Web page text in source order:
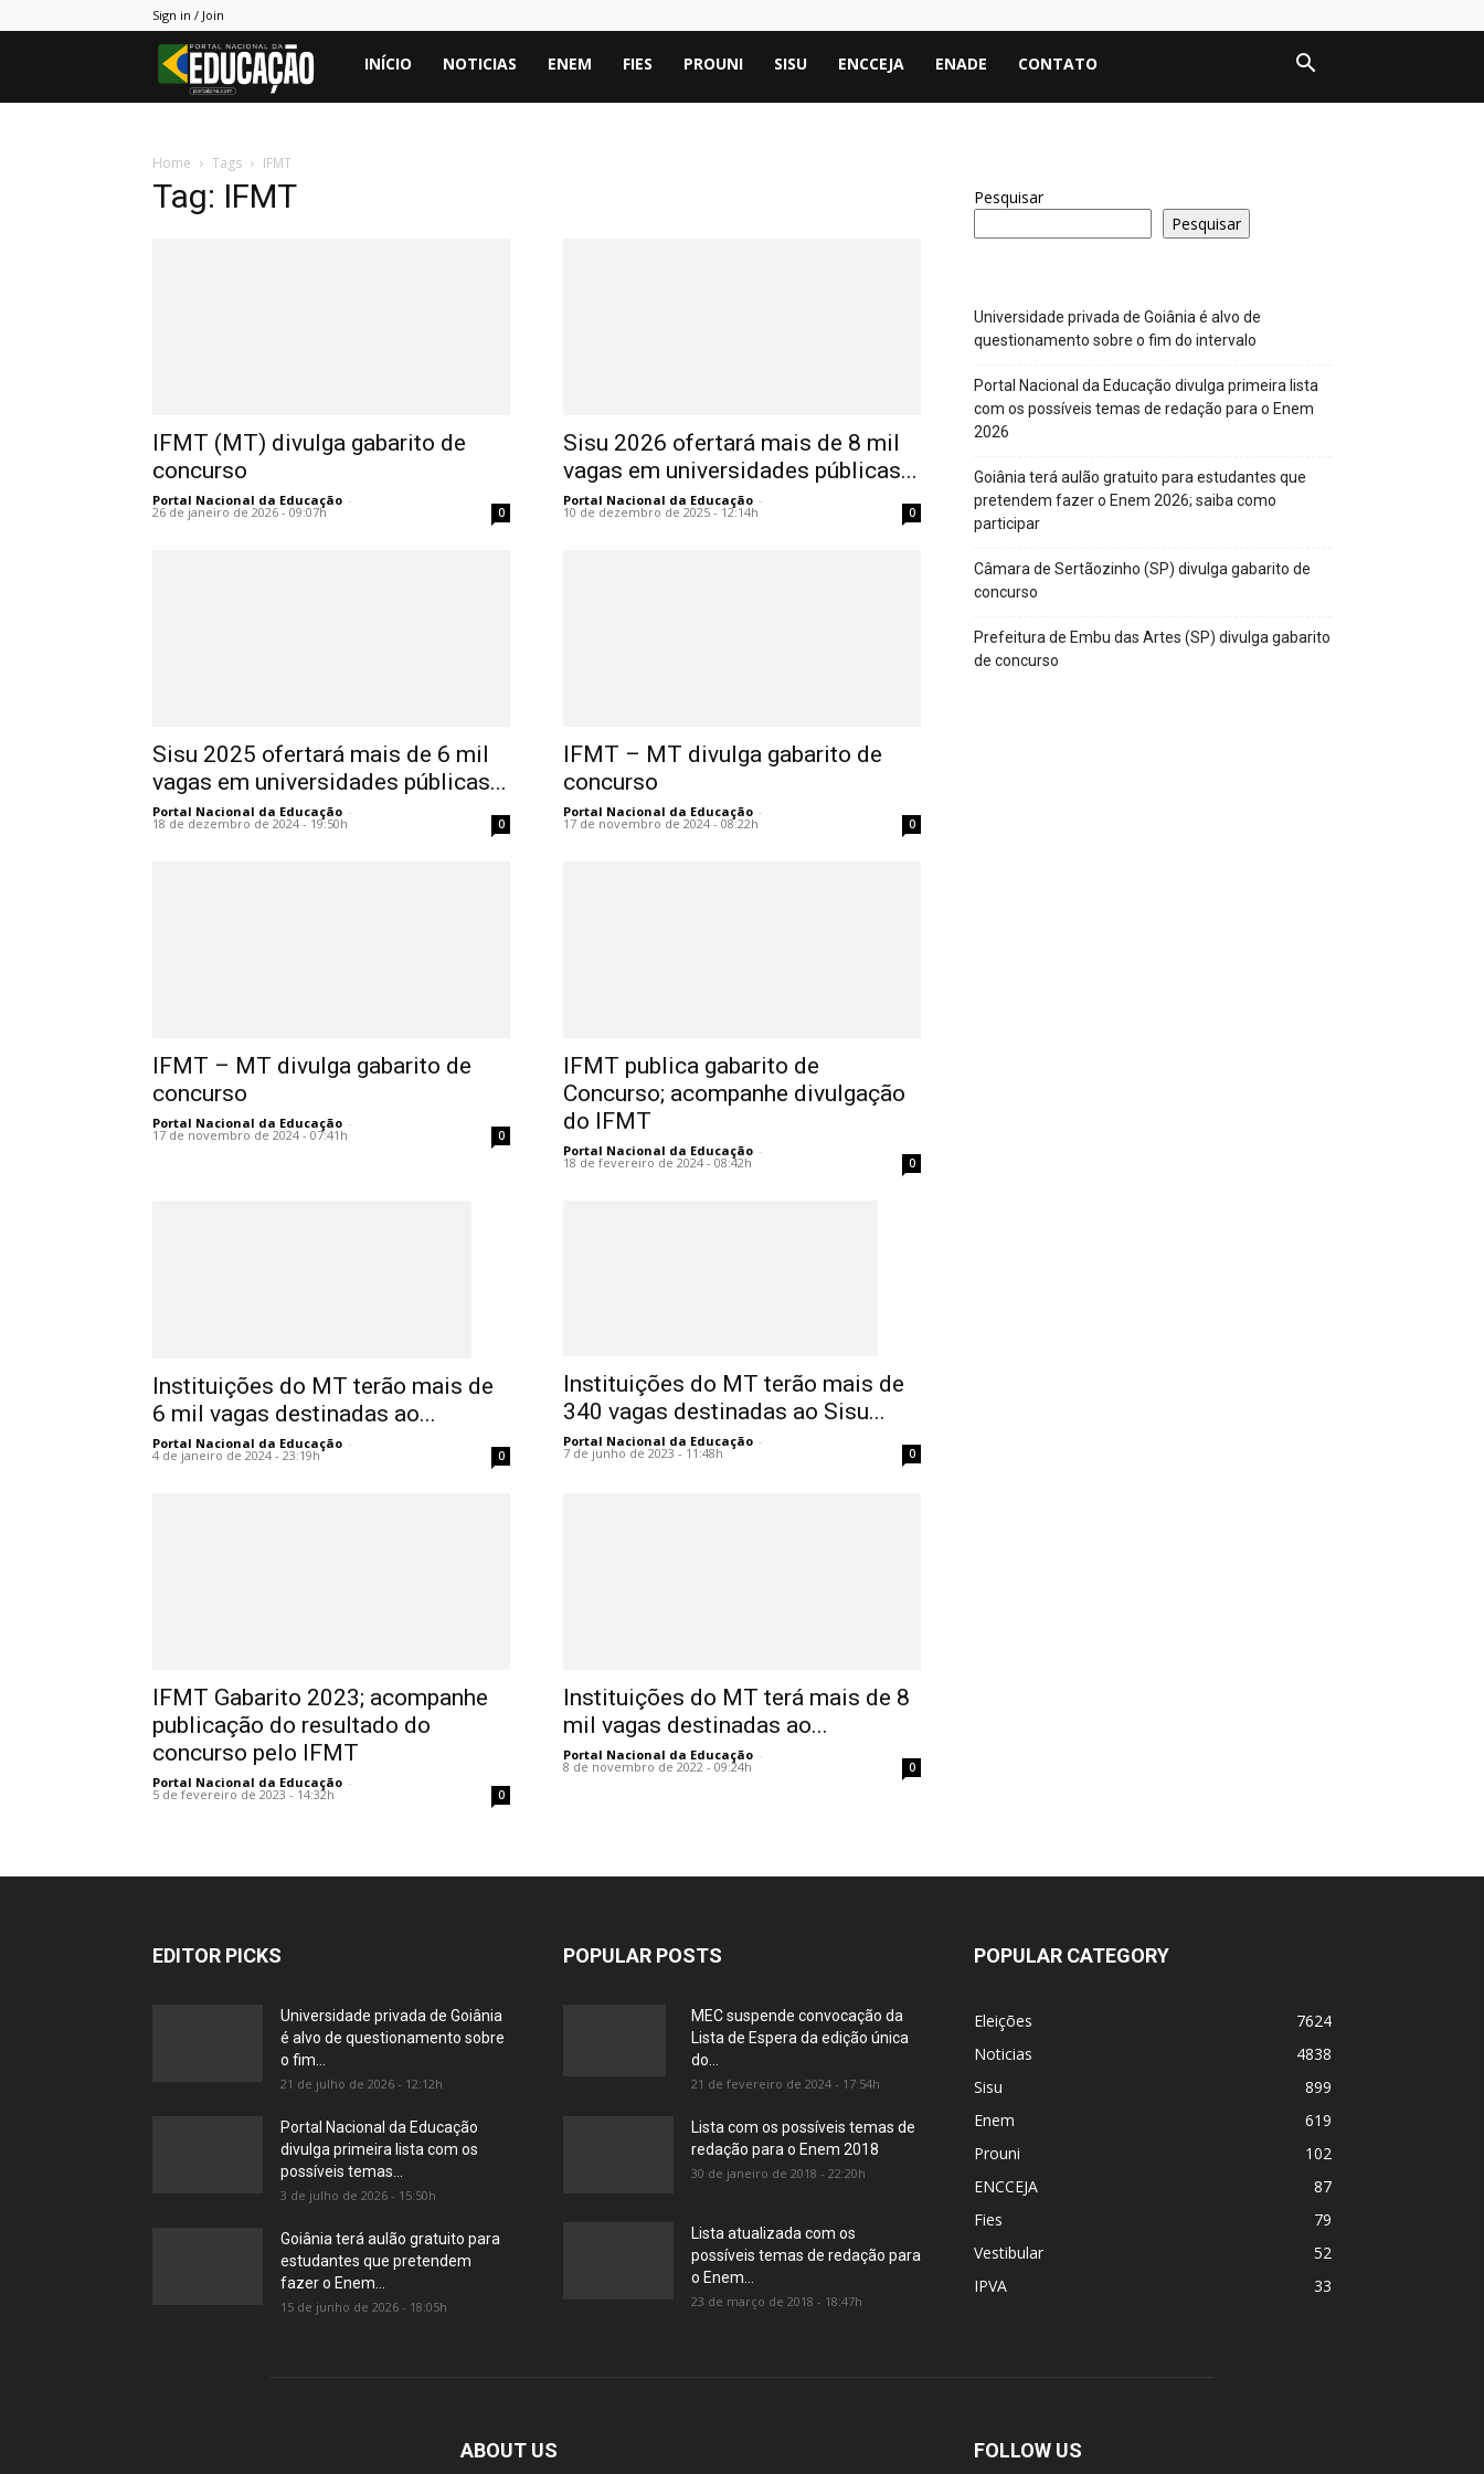
Sign in / Join
Portal
INÍCIO NOTICIAS ENEM FIES PROUNI SISU ENCCEJA ENADE CONTATO
Home Tags IFMT
Tag: IFMT
IFMT (MT) divulga gabarito de
concurso
Portal Nacional da Educação -
26 de janeiro de 2026 - 09:07h 0
Sisu 2026 ofertará mais de 8 mil
vagas em universidades públicas...
Portal Nacional da Educação -
10 de dezembro de 2025 - 12:14h 0
Sisu 2025 ofertará mais de 6 mil
vagas em universidades públicas...
Portal Nacional da Educação -
18 de dezembro de 2024 - 19:50h 0
IFMT – MT divulga gabarito de
concurso
Portal Nacional da Educação -
17 de novembro de 2024 - 08:22h 0
IFMT – MT divulga gabarito de
concurso
Portal Nacional da Educação -
17 de novembro de 2024 - 07:41h 0
IFMT publica gabarito de
Concurso; acompanhe divulgação
do IFMT
Portal Nacional da Educação -
18 de fevereiro de 2024 - 08:42h 0
Instituições do MT terão mais de
6 mil vagas destinadas ao...
Portal Nacional da Educação -
4 de janeiro de 2024 - 23:19h 0
Instituições do MT terão mais de
340 vagas destinadas ao Sisu...
Portal Nacional da Educação -
7 de junho de 2023 - 11:48h 0
IFMT Gabarito 2023; acompanhe
publicação do resultado do
concurso pelo IFMT
Portal Nacional da Educação -
5 de fevereiro de 2023 - 14:32h 0
Instituições do MT terá mais de 8
mil vagas destinadas ao...
Portal Nacional da Educação -
8 de novembro de 2022 - 09:24h 0
Pesquisar
Pesquisar
Universidade privada de Goiânia é alvo de
questionamento sobre o fim do intervalo
Portal Nacional da Educação divulga primeira lista
com os possíveis temas de redação para o Enem
2026
Goiânia terá aulão gratuito para estudantes que
pretendem fazer o Enem 2026; saiba como
participar
Câmara de Sertãozinho (SP) divulga gabarito de
concurso
Prefeitura de Embu das Artes (SP) divulga gabarito
de concurso
EDITOR PICKS
Universidade privada de Goiânia
é alvo de questionamento sobre
o fim...
21 de julho de 2026 - 12:12h
Portal Nacional da Educação
divulga primeira lista com os
possíveis temas...
3 de julho de 2026 - 15:50h
Goiânia terá aulão gratuito para
estudantes que pretendem
fazer o Enem...
15 de junho de 2026 - 18:05h
POPULAR POSTS
MEC suspende convocação da
Lista de Espera da edição única
do...
21 de fevereiro de 2024 - 17:54h
Lista com os possíveis temas de
redação para o Enem 2018
30 de janeiro de 2018 - 22:20h
Lista atualizada com os
possíveis temas de redação para
o Enem...
23 de março de 2018 - 18:47h
POPULAR CATEGORY
Eleições
7624
Noticias
4838
Sisu
899
Enem
619
Prouni
102
ENCCEJA
87
Fies
79
Vestibular
52
IPVA
33
ABOUT US FOLLOW US